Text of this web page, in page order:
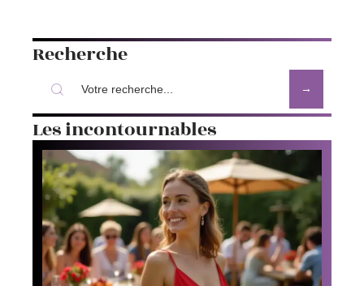
Recherche
Les incontournables